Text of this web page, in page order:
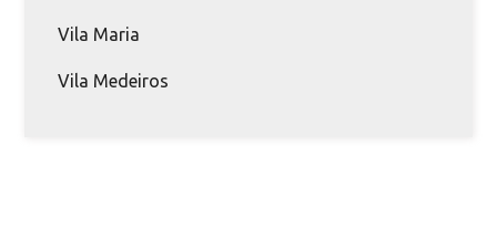
Vila Maria
Vila Medeiros